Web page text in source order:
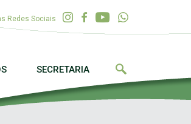
Redes Sociais
SECRETARIA